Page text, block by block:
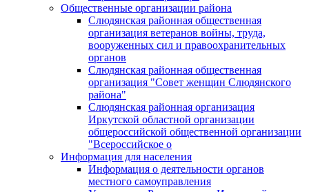
Общественные организации района
Слюдянская районная общественная
организация ветеранов войны, труда,
вооруженных сил и правоохранительных
органов
Слюдянская районная общественная
организация "Совет женщин Слюдянского
района"
Слюдянская районная организация
Иркутской областной организации
общероссийской общественной организации
"Всероссийское о
Информация для населения
Информация о деятельности органов
местного самоуправления